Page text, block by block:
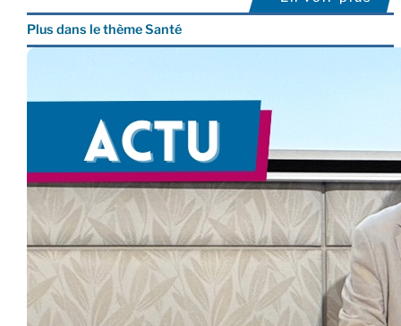
Plus dans le thème Santé